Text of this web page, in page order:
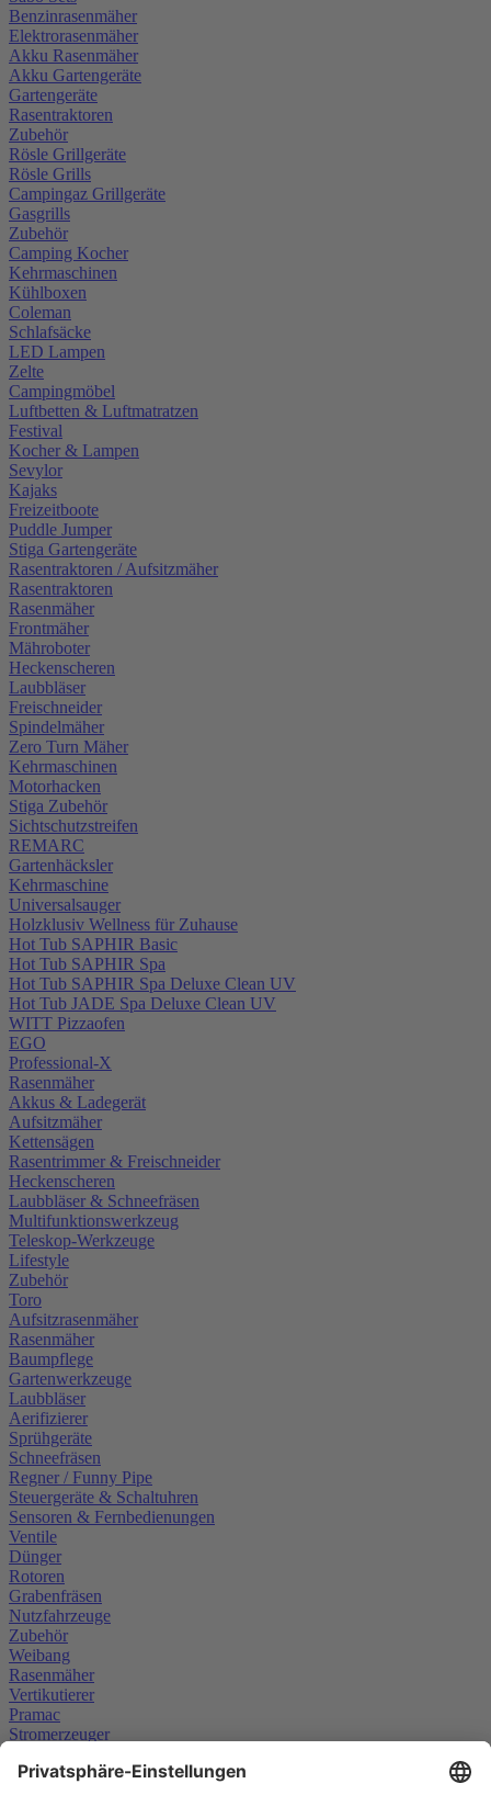
Benzinrasenmäher
Elektrorasenmäher
Akku Rasenmäher
Akku Gartengeräte
Gartengeräte
Rasentraktoren
Zubehör
Rösle Grillgeräte
Rösle Grills
Campingaz Grillgeräte
Gasgrills
Zubehör
Camping Kocher
Kehrmaschinen
Kühlboxen
Coleman
Schlafsäcke
LED Lampen
Zelte
Campingmöbel
Luftbetten & Luftmatratzen
Festival
Kocher & Lampen
Sevylor
Kajaks
Freizeitboote
Puddle Jumper
Stiga Gartengeräte
Rasentraktoren / Aufsitzmäher
Rasentraktoren
Rasenmäher
Frontmäher
Mähroboter
Heckenscheren
Laubbläser
Freischneider
Spindelmäher
Zero Turn Mäher
Kehrmaschinen
Motorhacken
Stiga Zubehör
Sichtschutzstreifen
REMARC
Gartenhäcksler
Kehrmaschine
Universalsauger
Holzklusiv Wellness für Zuhause
Hot Tub SAPHIR Basic
Hot Tub SAPHIR Spa
Hot Tub SAPHIR Spa Deluxe Clean UV
Hot Tub JADE Spa Deluxe Clean UV
WITT Pizzaofen
EGO
Professional-X
Rasenmäher
Akkus & Ladegerät
Aufsitzmäher
Kettensägen
Rasentrimmer & Freischneider
Heckenscheren
Laubbläser & Schneefräsen
Multifunktionswerkzeug
Teleskop-Werkzeuge
Lifestyle
Zubehör
Toro
Aufsitzrasenmäher
Rasenmäher
Baumpflege
Gartenwerkzeuge
Laubbläser
Aerifizierer
Sprühgeräte
Schneefräsen
Regner / Funny Pipe
Steuergeräte & Schaltuhren
Sensoren & Fernbedienungen
Ventile
Dünger
Rotoren
Grabenfräsen
Nutzfahrzeuge
Zubehör
Weibang
Rasenmäher
Vertikutierer
Pramac
Stromerzeuger